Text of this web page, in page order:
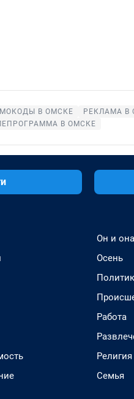
В ОМСКЕ РЕКЛАМА В
В ОМСКЕ
Он и она
Осень
Работа
Религия
Семья